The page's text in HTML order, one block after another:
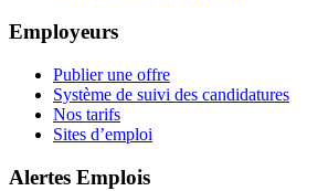
Employeurs
Publier une offre
Système de suivi des candidatures
Nos tarifs
Sites d’emploi
Alertes Emplois